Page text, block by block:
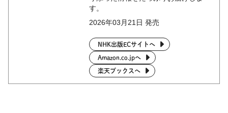
す。
2026年03月21日 発売
NHK出版ECサイトへ
Amazon.co.jpへ
楽天ブックスへ